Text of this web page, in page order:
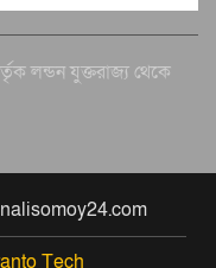
লন্ডন যুক্তরাজ্য থেকে
Tech